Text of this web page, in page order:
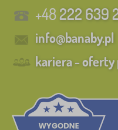
+48222 639
info@banaby.pl
kariera - oferty